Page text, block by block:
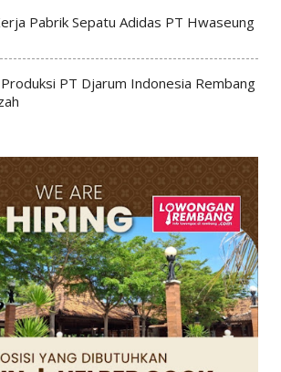
Pabrik Sepatu Adidas PT Hwaseung
PT Djarum Indonesia Rembang